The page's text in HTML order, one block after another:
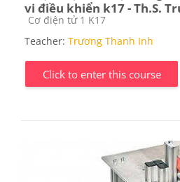
vi điều khiển k17 - Th.S.
Course category
Cơ điện tử 1 K17
Teacher: Trương Thanh Inh
Click to enter this course